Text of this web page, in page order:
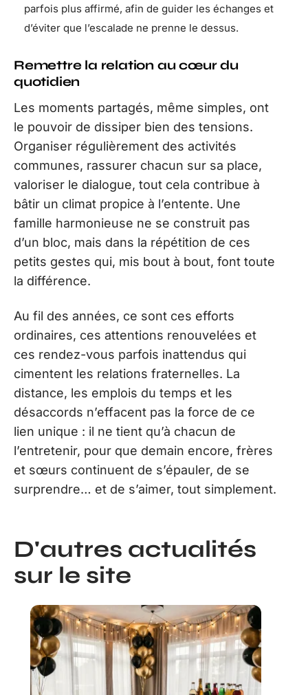
parfois plus affirmé, afin de guider les échanges et
d’éviter que l’escalade ne prenne le dessus.
Remettre la relation au cœur du
quotidien
Les moments partagés, même simples, ont
le pouvoir de dissiper bien des tensions.
Organiser régulièrement des activités
communes, rassurer chacun sur sa place,
valoriser le dialogue, tout cela contribue à
bâtir un climat propice à l’entente. Une
famille harmonieuse ne se construit pas
d’un bloc, mais dans la répétition de ces
petits gestes qui, mis bout à bout, font toute
la différence.
Au fil des années, ce sont ces efforts
ordinaires, ces attentions renouvelées et
ces rendez-vous parfois inattendus qui
cimentent les relations fraternelles. La
distance, les emplois du temps et les
désaccords n’effacent pas la force de ce
lien unique : il ne tient qu’à chacun de
l’entretenir, pour que demain encore, frères
et sœurs continuent de s’épauler, de se
surprendre… et de s’aimer, tout simplement.
D'autres actualités
sur le site